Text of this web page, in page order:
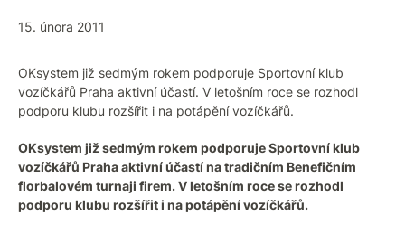
15. února 2011
OKsystem již sedmým rokem podporuje Sportovní klub
vozíčkářů Praha aktivní účastí. V letošním roce se rozhodl
podporu klubu rozšířit i na potápění vozíčkářů.
OKsystem již sedmým rokem podporuje Sportovní klub
vozíčkářů Praha aktivní účastí na tradičním Benefičním
florbalovém turnaji firem. V letošním roce se rozhodl
podporu klubu rozšířit i na potápění vozíčkářů.